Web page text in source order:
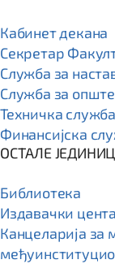
Кабинет декана
Секретар
Служба за
Служба за
Техничка служба
Финансијска
ОСТАЛЕ
Библиотека
Издавачки
Канцеларија за